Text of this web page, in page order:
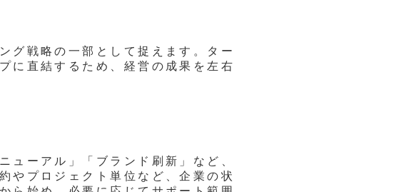
グ戦略の一部として捉えます。ター
に直結するため、経営の成果を左右
ューアル」「ブランド刷新」など、
やプロジェクト単位など、企業の状